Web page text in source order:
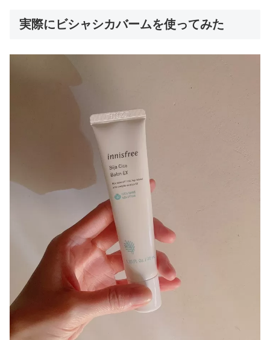
実際にビシャシカバームを使ってみた